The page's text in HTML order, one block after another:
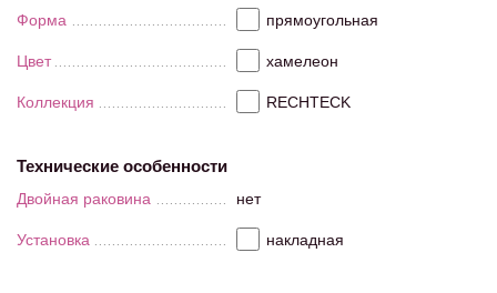
Форма прямоугольная
Цвет хамелеон
Коллекция RECHTECK
Технические особенности
Двойная раковина нет
Установка накладная